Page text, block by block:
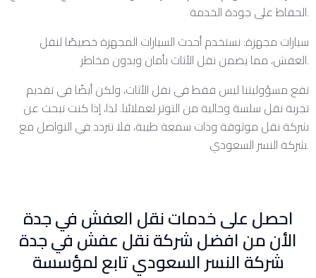
الحفاظ على جودة الخدمة.
سيارات مجهزة: نستخدم أحدث السيارات المجهزة خصيصًا لنقل
العفش، مما يضمن نقل الأثاث بأمان وبدون مخاطر.
تقع مسؤوليتنا ليس فقط في نقل الأثاث، ولكن أيضًا في تقديم
تجربة نقل سلسة وخالية من التوتر لعملائنا. لذا، إذا كنت تبحث عن
شركة نقل موثوقة وذات سمعة طيبة، فلا تتردد في التواصل مع
شركة النسر السعودي.
احصل على خدمات نقل العفش في جدة
الأن من افضل شركة نقل عفش في جدة
شركة النسر السعودي تابع لمؤسسة